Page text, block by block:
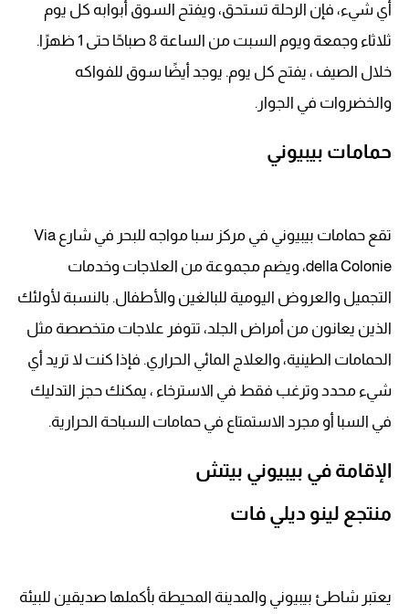
أي شيء، فإن الرحلة تستحق، ويفتح السوق أبوابه كل يوم
ثلاثاء وجمعة ويوم السبت من الساعة 8 صباحًا حتى 1 ظهرًا.
خلال الصيف ، يفتح كل يوم. يوجد أيضًا سوق للفواكه
والخضروات في الجوار.
حمامات بيبيوني
تقع حمامات بيبيوني في مركز سبا مواجه للبحر في شارع Via
della Colonie، ويضم مجموعة من العلاجات وخدمات
التجميل والعروض اليومية للبالغين والأطفال. بالنسبة لأولئك
الذين يعانون من أمراض الجلد، تتوفر علاجات متخصصة مثل
الحمامات الطينية، والعلاج المائي الحراري. فإذا كنت لا تريد أي
شيء محدد وترغب فقط في الاسترخاء ، يمكنك حجز التدليك
في السبا أو مجرد الاستمتاع في حمامات السباحة الحرارية.
الإقامة في بيبيوني بيتش
منتجع لينو ديلي فات
يعتبر شاطئ بيبيوني والمدينة المحيطة بأكملها صديقين للبيئة